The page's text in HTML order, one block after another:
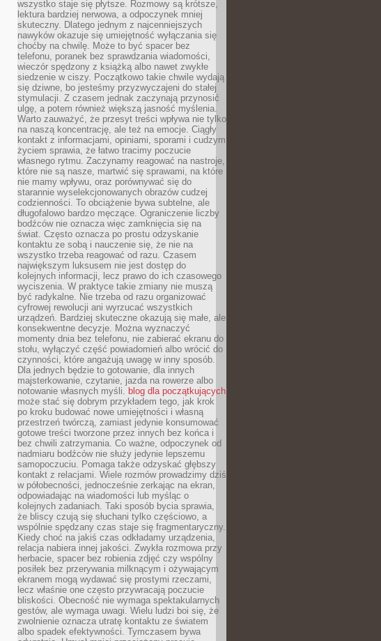
wszystko staje się płytsze. Rozmowy są krótsze,
lektura bardziej nerwowa, a odpoczynek mniej
skuteczny. Dlatego jednym z najcenniejszych
nawyków okazuje się umiejętność wyłączania się
choćby na chwilę. Może to być spacer bez
telefonu, poranek bez sprawdzania wiadomości,
wieczór spędzony z książką albo nawet zwykłe
siedzenie w ciszy. Początkowo takie chwile wydają
się dziwne, bo jesteśmy przyzwyczajeni do stałej
stymulacji. Z czasem jednak zaczynają przynosić
ulgę, a potem również większą jasność myślenia.
Warto zauważyć, że przesyt treści wpływa nie tylko
na naszą koncentrację, ale też na emocje. Ciągły
kontakt z informacjami, opiniami, sporami i cudzym
życiem sprawia, że łatwo tracimy poczucie
własnego rytmu. Zaczynamy reagować na nastroje,
które nie są nasze, martwić się sprawami, na które
nie mamy wpływu, oraz porównywać się do
starannie wyselekcjonowanych obrazów cudzej
codzienności. To obciążenie bywa subtelne, ale
długofalowo bardzo męczące. Ograniczenie liczby
bodźców nie oznacza więc zamknięcia się na
świat. Często oznacza po prostu odzyskanie
kontaktu ze sobą i nauczenie się, że nie na
wszystko trzeba reagować od razu. Czasem
największym luksusem nie jest dostęp do
kolejnych informacji, lecz prawo do ich czasowego
wyciszenia. W praktyce takie zmiany nie muszą
być radykalne. Nie trzeba od razu organizować
cyfrowej rewolucji ani wyrzucać wszystkich
urządzeń. Bardziej skuteczne okazują się małe, ale
konsekwentne decyzje. Można wyznaczyć
momenty dnia bez telefonu, nie zabierać ekranu do
stołu, wyłączyć część powiadomień albo wrócić do
czynności, które angażują uwagę w inny sposób.
Dla jednych będzie to gotowanie, dla innych
majsterkowanie, czytanie, jazda na rowerze albo
notowanie własnych myśli. blog dla początkujących
może stać się dobrym przykładem tego, jak krok
po kroku budować nowe umiejętności i własną
przestrzeń twórczą, zamiast jedynie konsumować
gotowe treści tworzone przez innych bez końca i
bez chwili zatrzymania. Co ważne, odpoczynek od
nadmiaru bodźców nie służy jedynie lepszemu
samopoczuciu. Pomaga także odzyskać głębszy
kontakt z relacjami. Wiele rozmów prowadzimy dziś
w półobecności, jednocześnie zerkając na ekran,
odpowiadając na wiadomości lub myśląc o
kolejnych zadaniach. Taki sposób bycia sprawia,
że bliscy czują się słuchani tylko częściowo, a
wspólnie spędzany czas staje się fragmentaryczny.
Kiedy choć na jakiś czas odkładamy urządzenia,
relacja nabiera innej jakości. Zwykła rozmowa przy
herbacie, spacer bez robienia zdjęć czy wspólny
posiłek bez przerywania milknącym i ożywającym
ekranem mogą wydawać się prostymi rzeczami,
lecz właśnie one często przywracają poczucie
bliskości. Obecność nie wymaga spektakularnych
gestów, ale wymaga uwagi. Wielu ludzi boi się, że
zwolnienie oznacza utratę kontaktu ze światem
albo spadek efektywności. Tymczasem bywa